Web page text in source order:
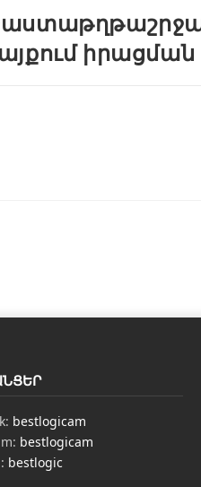
bestlogicam
bestlogicam
bestlogic